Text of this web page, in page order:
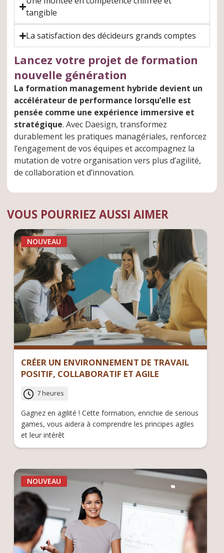
tangible
La satisfaction des décideurs grands comptes
Lancez votre projet de formation
nouvelle génération
La formation management hybride devient un
accélérateur de performance lorsqu’elle est
pensée comme une expérience immersive et
stratégique. Avec Daesign, transformez
durablement les pratiques managériales, renforcez
l’engagement de vos équipes et accompagnez la
mutation de votre organisation vers plus d’agilité,
de collaboration et d’innovation.
VOUS POURRIEZ AUSSI AIMER
NOUVEAU
CRÉER UN ENVIRONNEMENT DE TRAVAIL
POSITIF, COLLABORATIF ET AGILE
7 heures
Gagnez en agilité ! Cette formation, enrichie de serious
games, vous aidera à comprendre les principes agiles
et leur intérêt
NOUVEAU